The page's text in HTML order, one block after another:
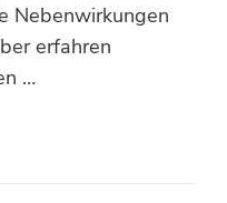
Nebenwirkungen
erfahren
…